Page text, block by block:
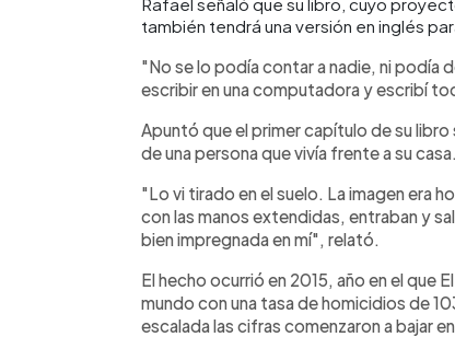
también tendrá una versión en inglés
"No se lo podía contar a nadie, ni podía
escribir en una computadora y escribí
Apuntó que el primer capítulo de su
de una persona que vivía frente a su casa.
"Lo vi tirado en el suelo. La imagen era
con las manos extendidas, entraban y
bien impregnada en mí", relató.
El hecho ocurrió en 2015, año en el que
mundo con una tasa de homicidios de
escalada las cifras comenzaron a bajar